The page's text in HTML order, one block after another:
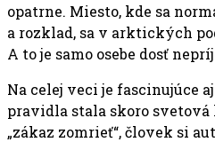
opatrne. Miesto, kde sa
a rozklad, sa v arktických
A to je samo osebe dosť
Na celej veci je fascinujúce
pravidla stala skoro
„zákaz zomrieť“, človek si